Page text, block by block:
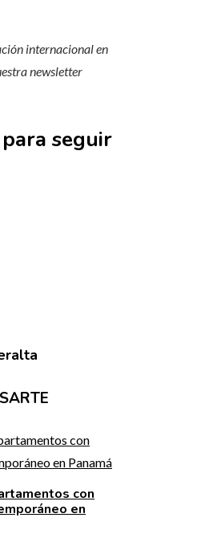
internacional en
newsletter
seguir
con
en